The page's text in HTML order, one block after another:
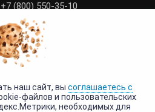
(800) 550-35-10
poisk.com (общие
poisk.com (жалобы)
реестре
РТА 0003424
наш сайт, вы соглашаетесь с
файлов и пользовательских
необходимых для